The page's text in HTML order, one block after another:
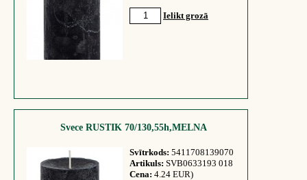
Ielikt grozā
Svece RUSTIK 70/130,55h,MELNA
Svītrkods: 5411708139070
Artikuls: SVB0633193 018
Cena: 4.24 EUR)